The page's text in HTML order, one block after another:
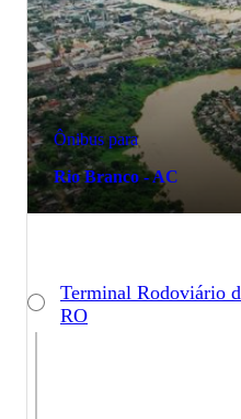
Ônibus para
Rio Branco - AC
Terminal Rodoviário
RO